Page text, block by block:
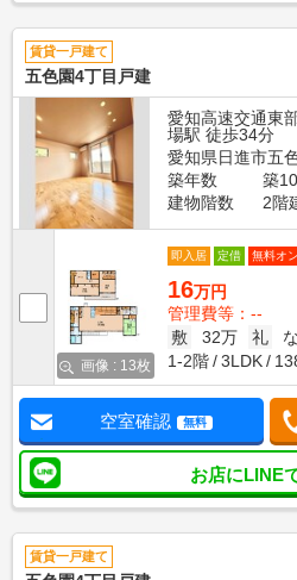
賃貸一戸建て
五色園4丁目戸建
愛知高速交通東
場駅 徒歩34分
愛知県日進市五
築年数
築
建物階数
2階
画像 : 13枚
即入居 定借 無料オ
16万円
管理費等：--
敷
32万 礼
1-2階
3LDK
空室確認 無料
お店にLINE
賃貸一戸建て